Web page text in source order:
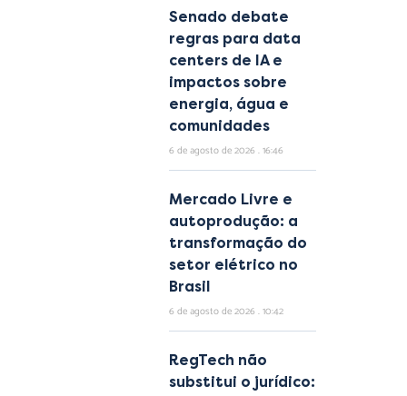
Senado debate
regras para data
centers de IA e
impactos sobre
energia, água e
comunidades
6 de agosto de 2026 16:46
Mercado Livre e
autoprodução: a
transformação do
setor elétrico no
Brasil
6 de agosto de 2026 10:42
RegTech não
substitui o jurídico: